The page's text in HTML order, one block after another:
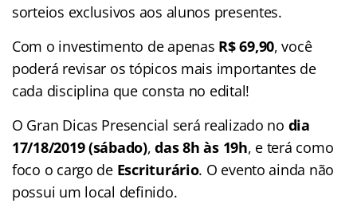
sorteios exclusivos aos alunos presentes.
Com o investimento de apenas R$ 69,90, você
poderá revisar os tópicos mais importantes de
cada disciplina que consta no edital!
O Gran Dicas Presencial será realizado no dia
17/18/2019 (sábado),das 8h às 19h, e terá como
foco o cargo de Escriturário. O evento ainda não
possui um local definido.